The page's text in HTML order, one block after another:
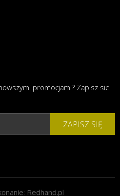
promocjami? Zapisz sie
ZAPISZ SIĘ
Redhand.pl